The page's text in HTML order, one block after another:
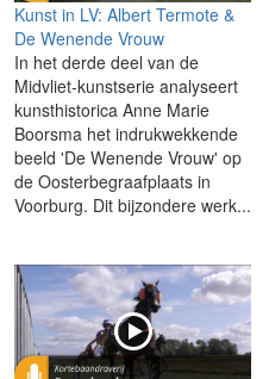
Kunst in LV: Albert Termote &
De Wenende Vrouw
In het derde deel van de
Midvliet-kunstserie analyseert
kunsthistorica Anne Marie
Boorsma het indrukwekkende
beeld 'De Wenende Vrouw' op
de Oosterbegraafplaats in
Voorburg. Dit bijzondere werk...